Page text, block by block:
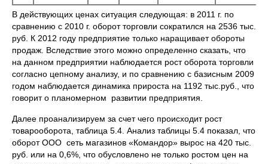
В действующих ценах ситуация следующая: в 2011 г. по
сравнению с 2010 г. оборот торговли сократился на 2536 тыс.
руб. К 2012 году предприятие только наращивает обороты
продаж. Вследствие этого можно определенно сказать, что
на данном предприятии наблюдается рост оборота торговли
согласно цепному анализу, и по сравнению с базисным 2009
годом наблюдается динамика прироста на 1192 тыс.руб., что
говорит о планомерном развитии предприятия.
Далее проанализируем за счет чего происходит рост
товарооборота, таблица 5.4. Анализ таблицы 5.4 показал, что
оборот ООО сеть магазинов «Командор» вырос на 420 тыс.
руб. или на 0,6%, что обусловлено не только ростом цен на